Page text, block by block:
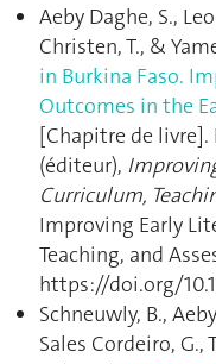
Aeby Daghe, S.,
Christen, T., &
in Burkina Faso.
Outcomes in the
[Chapitre de livre].
(éditeur),
Curriculum,
Improving Early
Teaching, and
https://doi.org/
Schneuwly, B.,
Sales Cordeiro, G.,